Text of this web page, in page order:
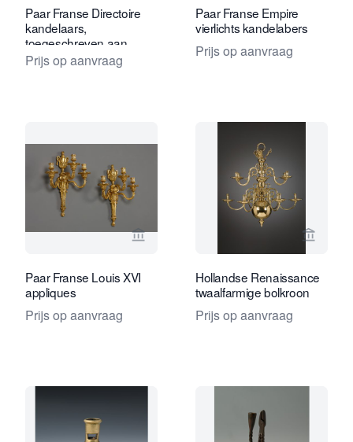
Paar Franse Directoire
kandelaars,
toegeschreven aan
Claude Galle
Prijs op aanvraag
Paar Franse Empire
vierlichts kandelabers
Prijs op aanvraag
Bekijk verkoperspagina van
Paar Franse Louis XVI
appliques
Prijs op aanvraag
Bekijk
Hollandse Renaissance
twaalfarmige bolkroon
Prijs op aanvraag